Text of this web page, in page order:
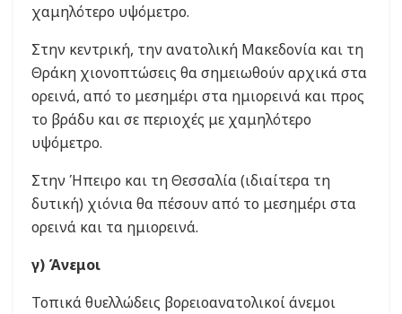
χαμηλότερο υψόμετρο.
Στην κεντρική, την ανατολική Μακεδονία και τη
Θράκη χιονοπτώσεις θα σημειωθούν αρχικά στα
ορεινά, από το μεσημέρι στα ημιορεινά και προς
το βράδυ και σε περιοχές με χαμηλότερο
υψόμετρο.
Στην Ήπειρο και τη Θεσσαλία (ιδιαίτερα τη
δυτική) χιόνια θα πέσουν από το μεσημέρι στα
ορεινά και τα ημιορεινά.
γ) Άνεμοι
Τοπικά θυελλώδεις βορειοανατολικοί άνεμοι